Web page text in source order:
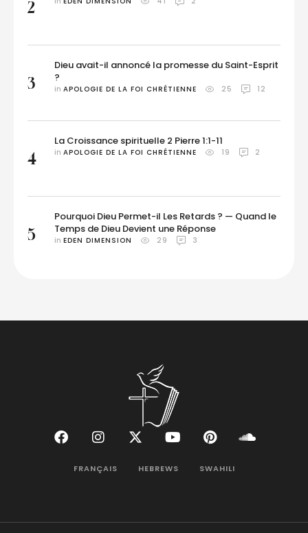
2
3
Dieu avait-il annoncé la promesse du Saint-Esprit
?
in APOLOGIE DE LA FOI CHRÉTIENNE 25 12
4
La Croissance spirituelle 2 Pierre 1:1-11
in APOLOGIE DE LA FOI CHRÉTIENNE 19 2
5
Pourquoi Dieu Permet-il Les Retards ? — Quand le
Temps de Dieu Devient une Réponse
in EDEN DIMENSION 29 3
FRANÇAIS HEBREWS SWAHILI